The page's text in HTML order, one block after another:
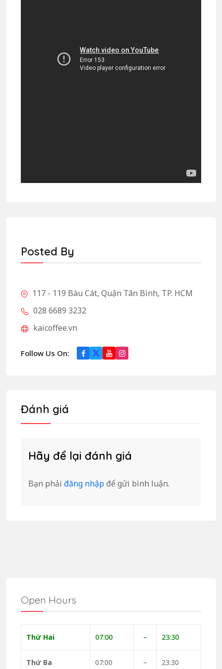
Posted By
117 - 119 Bàu Cát, Quận Tân Bình, TP. HCM
028 6689 3232
kaicoffee.vn
Follow Us On:
Đánh giá
Hãy để lại đánh giá
Bạn phải đăng nhập để gửi bình luận.
Open Hours
Thứ Hai 07:00 – 23:30
Thứ Ba 07:00 – 23:30